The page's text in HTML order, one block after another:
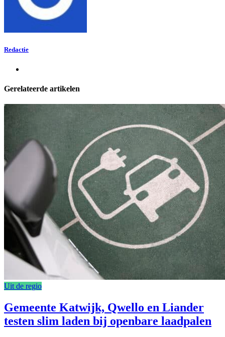
Redactie
Gerelateerde artikelen
Uit de regio
Gemeente Katwijk, Qwello en Liander
testen slim laden bij openbare laadpalen